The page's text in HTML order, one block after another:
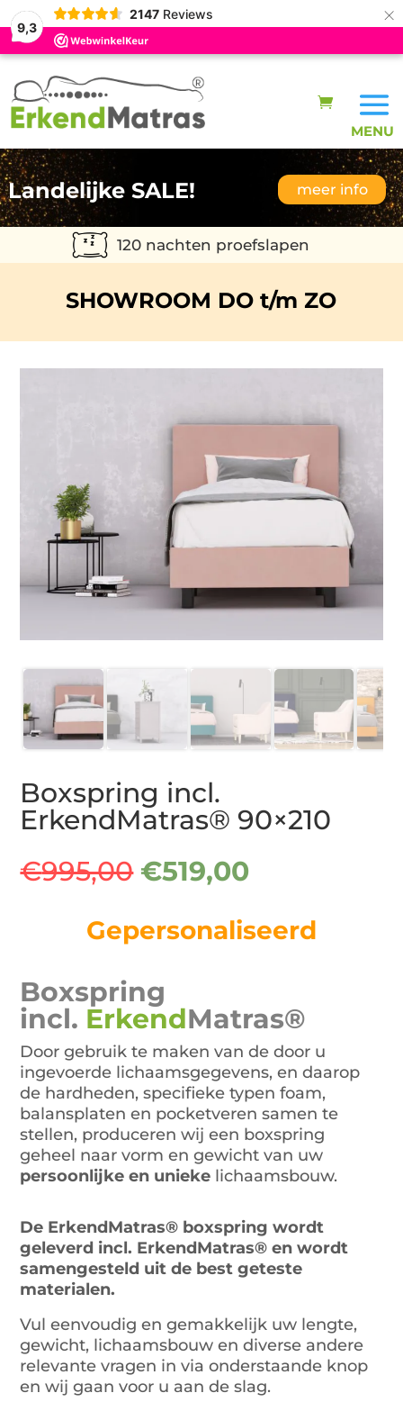
9,3
2147 Reviews ×
Landelijke SALE! meer info
120 nachten proefslapen
SHOWROOM DO t/m ZO
Boxspring incl.
ErkendMatras® 90×210
€995,00 Oorspronkelijke
prijs
€995,00.
€519,00Huidige
€519,00.
Gepersonaliseerd
Boxspring
incl. ErkendMatras®
Door gebruik te maken van de door u
ingevoerde lichaamsgegevens, en daarop
de hardheden, specifieke typen foam,
balansplaten en pocketveren samen te
stellen, produceren wij een boxspring
geheel naar vorm en gewicht van uw
persoonlijke en unieke lichaamsbouw.
De ErkendMatras® boxspring wordt
geleverd incl. ErkendMatras® en wordt
samengesteld uit de best geteste
materialen.
Vul eenvoudig en gemakkelijk uw lengte,
gewicht, lichaamsbouw en diverse andere
relevante vragen in via onderstaande knop
en wij gaan voor u aan de slag.